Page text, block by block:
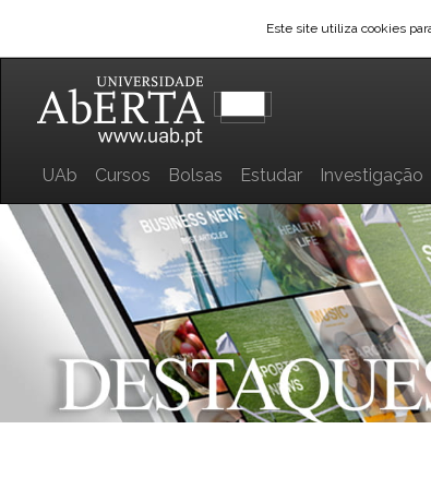
Este site utiliza cookies
UAb Cursos Bolsas Estudar Investigação